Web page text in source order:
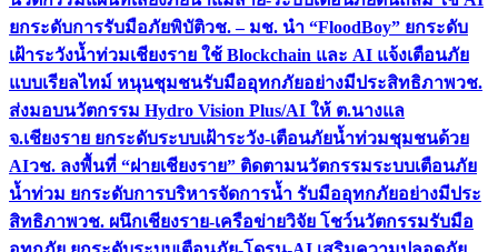
ยกระดับการรับมือภัยพิบัติวช. – มช. นำ “FloodBoy” ยกระดับ
เฝ้าระวังน้ำท่วมเชียงราย ใช้ Blockchain และ AI แจ้งเตือนภัย
แบบเรียลไทม์ หนุนชุมชนรับมืออุทกภัยอย่างมีประสิทธิภาพวช.
ส่งมอบนวัตกรรม Hydro Vision Plus/AI ให้ ต.นางแล
จ.เชียงราย ยกระดับระบบเฝ้าระวัง-เตือนภัยน้ำท่วมชุมชนด้วย
AIวช. ลงพื้นที่ “ฝายเชียงราย” ติดตามนวัตกรรมระบบเตือนภัย
น้ำท่วม ยกระดับการบริหารจัดการน้ำ รับมืออุทกภัยอย่างมีประ
สิทธิภาพวช. ผนึกเชียงราย-เครือข่ายวิจัย โชว์นวัตกรรมรับมือ